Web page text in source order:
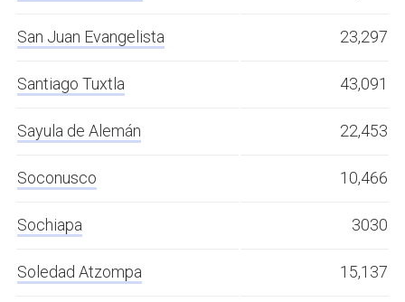
San Juan Evangelista 23,297
Santiago Tuxtla 43,091
Sayula de Alemán 22,453
Soconusco 10,466
Sochiapa 3030
Soledad Atzompa 15,137